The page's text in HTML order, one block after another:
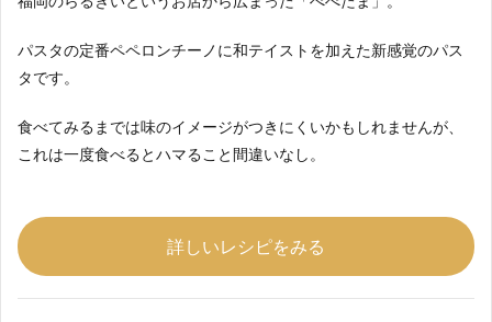
パスタの定番ペペロンチーノに和テイストを加えた新感覚のパス
タです。
食べてみるまでは味のイメージがつきにくいかもしれませんが、
これは一度食べるとハマること間違いなし。
詳しいレシピをみる